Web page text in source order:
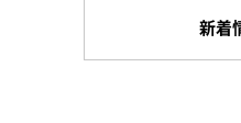
新着